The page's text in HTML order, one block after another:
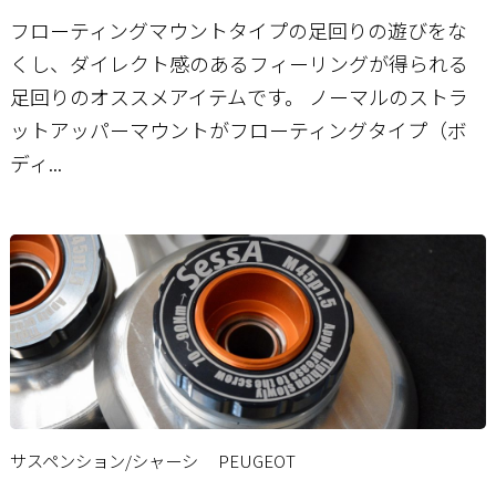
フローティングマウントタイプの足回りの遊びをな
くし、ダイレクト感のあるフィーリングが得られる
足回りのオススメアイテムです。 ノーマルのストラ
ットアッパーマウントがフローティングタイプ（ボ
ディ...
サスペンション/シャーシ
PEUGEOT